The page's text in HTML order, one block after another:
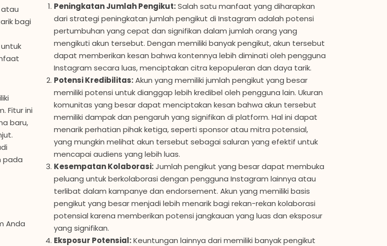
atau
bagi
Fitur ini
baru,
pada
Anda
Peningkatan Jumlah Pengikut:Salah satu manfaat yang diharapkan
dari strategi peningkatan jumlah pengikut di Instagram adalah potensi
pertumbuhan yang cepat dan signifikan dalam jumlah orang yang
mengikuti akun tersebut. Dengan memiliki banyak pengikut, akun tersebut
dapat memberikan kesan bahwa kontennya lebih diminati oleh pengguna
Instagram secara luas, menciptakan citra kepopuleran dan daya tarik.
Potensi Kredibilitas:Akun yang memiliki jumlah pengikut yang besar
memiliki potensi untuk dianggap lebih kredibel oleh pengguna lain. Ukuran
komunitas yang besar dapat menciptakan kesan bahwa akun tersebut
memiliki dampak dan pengaruh yang signifikan di platform. Hal ini dapat
menarik perhatian pihak ketiga, seperti sponsor atau mitra potensial,
yang mungkin melihat akun tersebut sebagai saluran yang efektif untuk
mencapai audiens yang lebih luas.
Kesempatan Kolaborasi:Jumlah pengikut yang besar dapat membuka
peluang untuk berkolaborasi dengan pengguna Instagram lainnya atau
terlibat dalam kampanye dan endorsement. Akun yang memiliki basis
pengikut yang besar menjadi lebih menarik bagi rekan-rekan kolaborasi
potensial karena memberikan potensi jangkauan yang luas dan eksposur
yang signifikan.
Eksposur Potensial:Keuntungan lainnya dari memiliki banyak pengikut